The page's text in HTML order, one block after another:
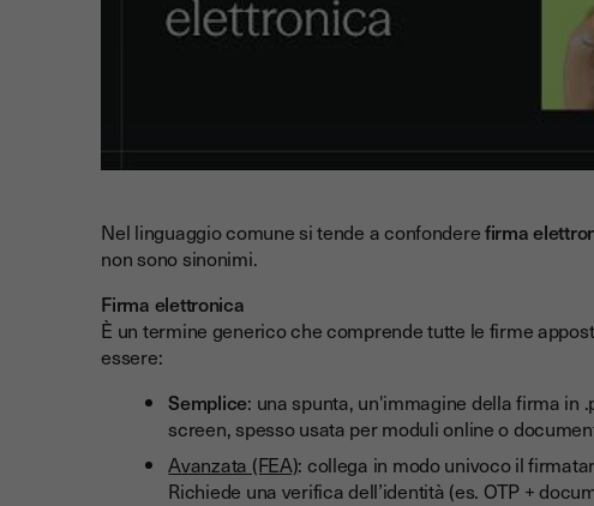
Nel linguaggio comune si tende a confonderefirma
non sono sinonimi.
Firma elettronica
È un termine generico che comprende tutte le firme
essere:
Semplice: una spunta, un'immagine della firma in
screen, spesso usata per moduli online o
Avanzata (FEA): collega in modo univoco il
Richiede una verifica dell’identità (es. OTP +